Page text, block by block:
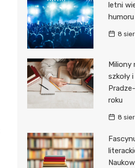
letni
humoru
8
Miliony
szkoły
roku
8